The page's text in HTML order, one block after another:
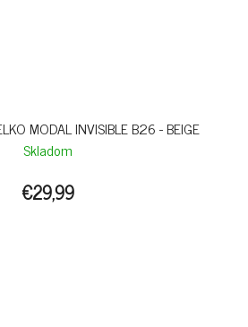
MODAL INVISIBLE B26 - BEIGE
Skladom
€29,99